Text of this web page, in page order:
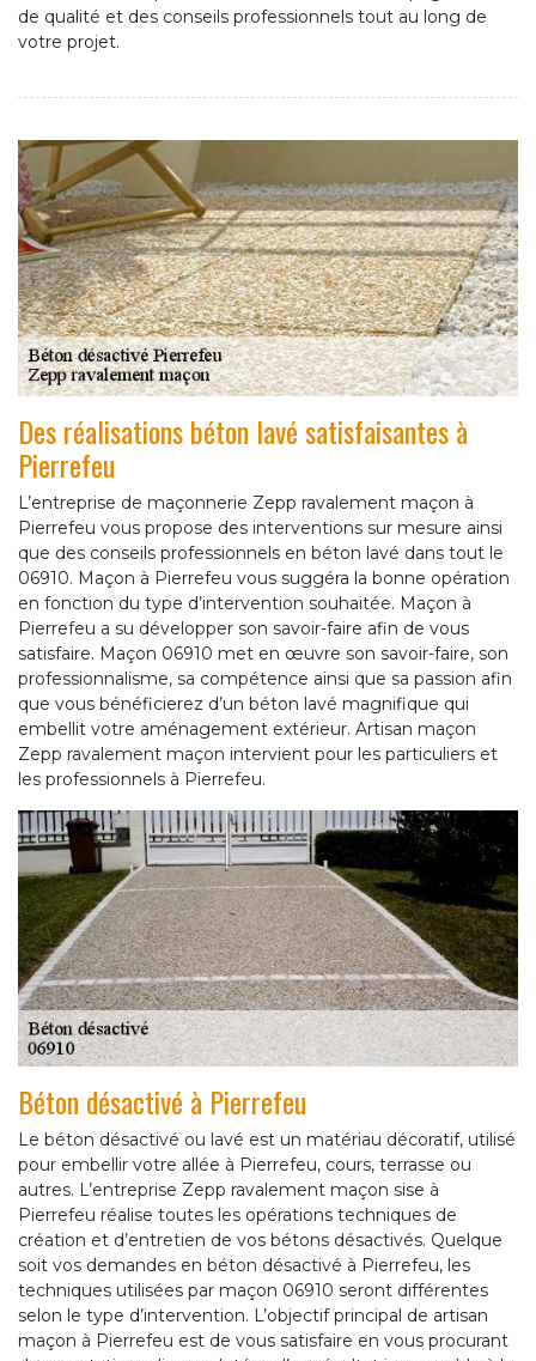
de qualité et des conseils professionnels tout au long de
votre projet.
Des réalisations béton lavé satisfaisantes à
Pierrefeu
L’entreprise de maçonnerie Zepp ravalement maçon à
Pierrefeu vous propose des interventions sur mesure ainsi
que des conseils professionnels en béton lavé dans tout le
06910. Maçon à Pierrefeu vous suggéra la bonne opération
en fonction du type d’intervention souhaitée. Maçon à
Pierrefeu a su développer son savoir-faire afin de vous
satisfaire. Maçon 06910 met en œuvre son savoir-faire, son
professionnalisme, sa compétence ainsi que sa passion afin
que vous bénéficierez d’un béton lavé magnifique qui
embellit votre aménagement extérieur. Artisan maçon
Zepp ravalement maçon intervient pour les particuliers et
les professionnels à Pierrefeu.
Béton désactivé à Pierrefeu
Le béton désactivé ou lavé est un matériau décoratif, utilisé
pour embellir votre allée à Pierrefeu, cours, terrasse ou
autres. L’entreprise Zepp ravalement maçon sise à
Pierrefeu réalise toutes les opérations techniques de
création et d’entretien de vos bétons désactivés. Quelque
soit vos demandes en béton désactivé à Pierrefeu, les
techniques utilisées par maçon 06910 seront différentes
selon le type d’intervention. L’objectif principal de artisan
maçon à Pierrefeu est de vous satisfaire en vous procurant